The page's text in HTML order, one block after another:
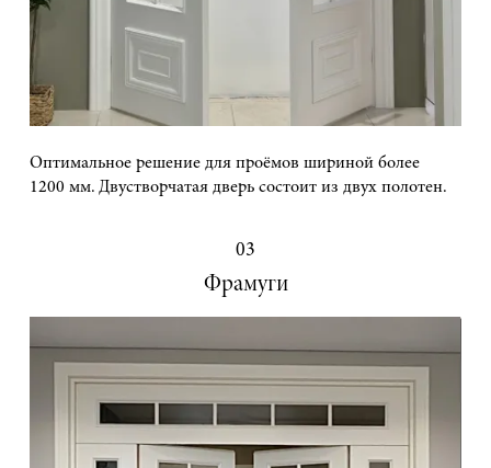
Оптимальное решение для проёмов шириной более
1200 мм. Двустворчатая дверь состоит из двух полотен.
03
Фрамуги